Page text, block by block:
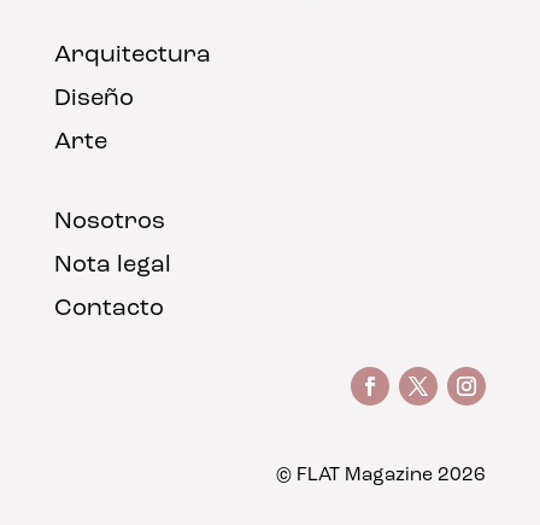
Arquitectura
Diseño
Arte
Nosotros
Nota legal
Contacto
© FLAT Magazine 2026